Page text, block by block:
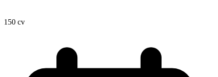
150 cv